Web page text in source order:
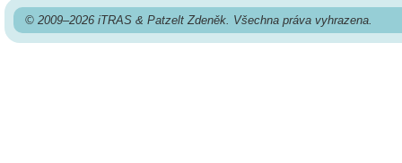
© 2009–2026 iTRAS & Patzelt Zdeněk. Všechna práva vyhrazena.